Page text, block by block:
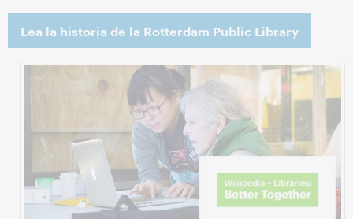
Lea la historia de la Rotterdam Public Library